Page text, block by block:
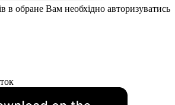
в обране Вам необхідно авторизуватись